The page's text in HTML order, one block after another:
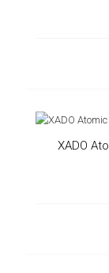
XADO